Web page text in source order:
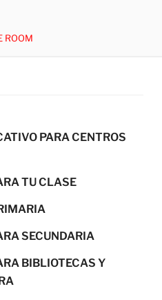
ROOM
PARA CENTROS
TU CLASE
SECUNDARIA
BIBLIOTECAS Y